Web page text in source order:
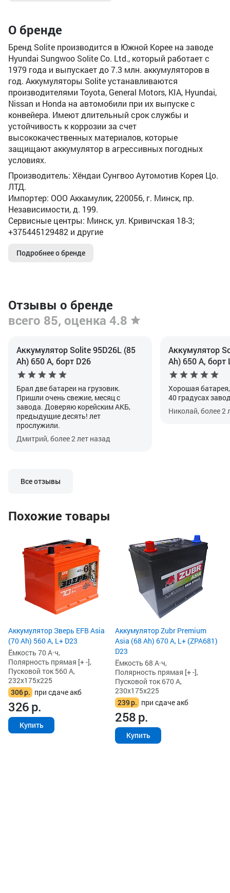
О бренде
Бренд Solite производится в Южной Корее на заводе
Hyundai Sungwoo Solite Co. Ltd., который работает с
1979 года и выпускает до 7.3 млн. аккумуляторов в
год. Аккумуляторы Solite устанавливаются
производителями Toyota, General Motors, KIA, Hyundai,
Nissan и Honda на автомобили при их выпуске с
конвейера. Имеют длительный срок службы и
устойчивость к коррозии за счет
высококачественных материалов, которые
защищают аккумулятор в агрессивных погодных
условиях.
Производитель: Хёндаи Сунгвоо Аутомотив Корея Цо.
ЛТД.
Импортер: ООО Аккамулик, 220056, г. Минск, пр.
Независимости, д. 199.
Сервисные центры: Минск, ул. Кривичская 18-3;
+375445129482 и другие
Подробнее о бренде
Отзывы о бренде
всего 85, оценка 4.8
Аккумулятор Solite 95D26L (85
Ah) 650 А, борт D26
Брал две батареи на грузовик.
Пришли очень свежие, месяц с
завода. Доверяю корейским АКБ,
предыдущие десять! лет
прослужили.
Дмитрий, более 2 лет назад
Аккумулятор
Ah) 650 А, борт
Хорошая
40 градусах
Николай, более 2
Все отзывы
Похожие товары
Аккумулятор Зверь EFB Asia
(70 Ah) 560 А, L+ D23
Ёмкость 70 А·ч,
Полярность прямая [+ -],
Пусковой ток 560 А,
232x175x225
306р. при сдаче акб
326р.
Купить
Аккумулятор Zubr Premium
Asia (68 Ah) 670 А, L+ (ZPA681)
D23
Ёмкость 68 А·ч,
Полярность прямая [+ -],
Пусковой ток 670 А,
230x175x225
239р. при сдаче акб
258р.
Купить